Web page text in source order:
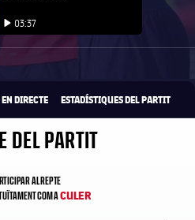
Iniciar video
03:37
DIRECTE ESTADÍSTIQUES DEL PARTIT
DEL PARTIT
AL REPTE
COM ACULER